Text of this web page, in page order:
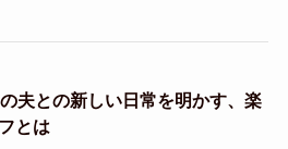
夫との新しい日常を明かす、楽
とは